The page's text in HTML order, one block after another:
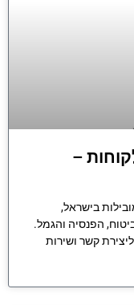
–
בישראל,
הפנסיה והגמל.
קשר ושירות